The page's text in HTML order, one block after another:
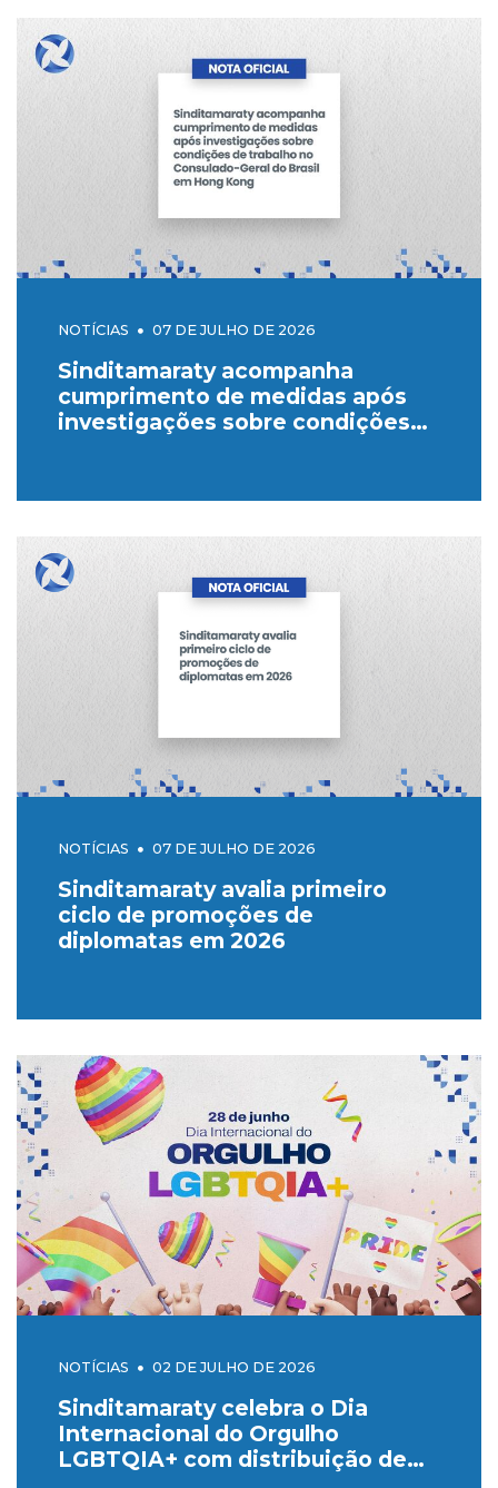
NOTÍCIAS 07 DE JULHO DE 2026
Sinditamaraty acompanha
cumprimento de medidas após
investigações sobre condições
NOTÍCIAS 07 DE JULHO DE 2026
Sinditamaraty avalia primeiro
ciclo de promoções de
diplomatas em 2026
NOTÍCIAS 02 DE JULHO DE 2026
Sinditamaraty celebra o Dia
Internacional do Orgulho
LGBTQIA+ com distribuição de